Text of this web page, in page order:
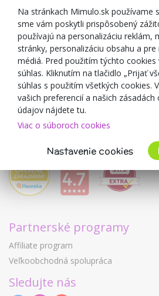
Zľavové kupóny
Blog
O predajcovi
Mimulo.sk
Obchodné podmienky
Ochrana osobných údajov GDPR
Kontakty
Spolupracujeme
Partnerské programy
Affiliate program
Veľkoobchodná spolupráca
Sledujte nás
Na stránkach Mimulo.sk používame
sme vám poskytli prispôsobený
používajú na personalizáciu reklám,
stránky, personalizáciu obsahu a
médiá. Pred použitím týchto cookies
súhlas. Kliknutím na tlačidlo „Prijať
súhlas s použitím všetkých cookies.
vašich preferencií a našich
údajov nájdete tu.
Viac o súboroch cookies
Nastavenie cookies